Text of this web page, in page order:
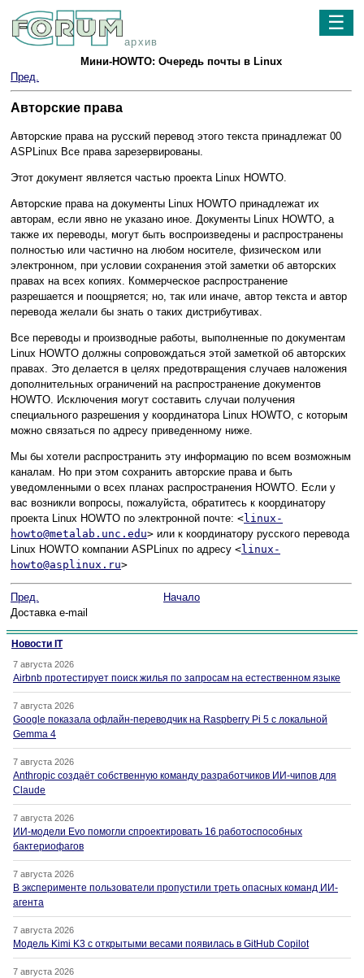
архив
☰
Мини-HOWTO: Очередь почты в Linux
Пред.
Авторские права
Авторские права на русский перевод этого текста принадлежат 00
ASPLinux Все права зарезервированы.
Этот документ является частью проекта Linux HOWTO.
Авторские права на документы Linux HOWTO принадлежат их
авторам, если явно не указано иное. Документы Linux HOWTO, а
также их переводы, могут быть воспроизведены и распространены
полностью или частично на любом носителе, физическом или
электронном, при условии сохранения этой заметки об авторских
правах на всех копиях. Коммерческое распространение
разрешается и поощряется; но, так или иначе, автор текста и автор
перевода желали бы знать о таких дистрибутивах.
Все переводы и производные работы, выполненные по документам
Linux HOWTO должны сопровождаться этой заметкой об авторских
правах. Это делается в целях предотвращения случаев наложения
дополнительных ограничений на распространение документов
HOWTO. Исключения могут составить случаи получения
специального разрешения у координатора Linux HOWTO, с которым
можно связаться по адресу приведенному ниже.
Мы бы хотели распространить эту информацию по всем возможным
каналам. Но при этом сохранить авторские права и быть
уведомленными о всех планах распространения HOWTO. Если у
вас возникли вопросы, пожалуйста, обратитесь к координатору
проекта Linux HOWTO по электронной почте: <linux-
howto@metalab.unc.edu> или к координатору русского перевода
Linux HOWTO компании ASPLinux по адресу <linux-
howto@asplinux.ru>
Пред.
Начало
Доставка e-mail
Новости IT
7 августа 2026
Airbnb протестирует поиск жилья по запросам на естественном языке
7 августа 2026
Google показала офлайн-переводчик на Raspberry Pi 5 с локальной
Gemma 4
7 августа 2026
Anthropic создаёт собственную команду разработчиков ИИ-чипов для
Claude
7 августа 2026
ИИ-модели Evo помогли спроектировать 16 работоспособных
бактериофагов
7 августа 2026
В эксперименте пользователи пропустили треть опасных команд ИИ-
агента
7 августа 2026
Модель Kimi K3 с открытыми весами появилась в GitHub Copilot
7 августа 2026